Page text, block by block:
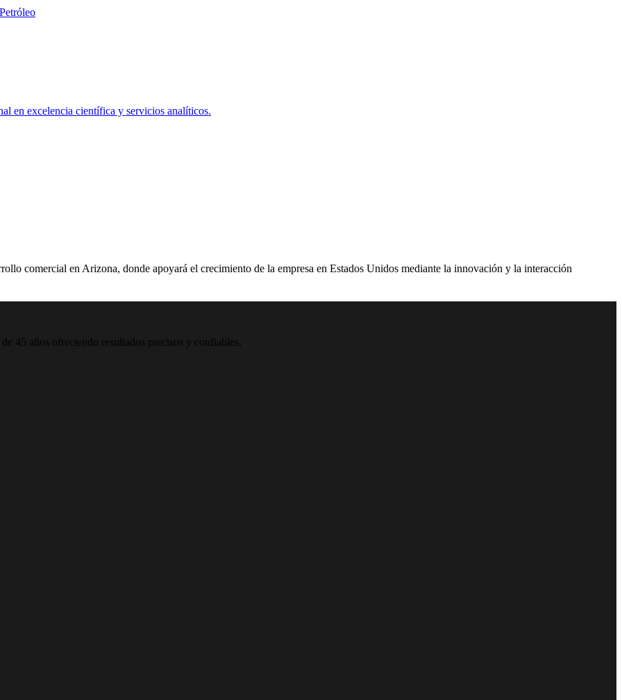
comercial en Arizona, donde apoyará el crecimiento de la empresa en Estados Unidos mediante la innovación y la interacción
45 años ofreciendo resultados precisos y confiables.